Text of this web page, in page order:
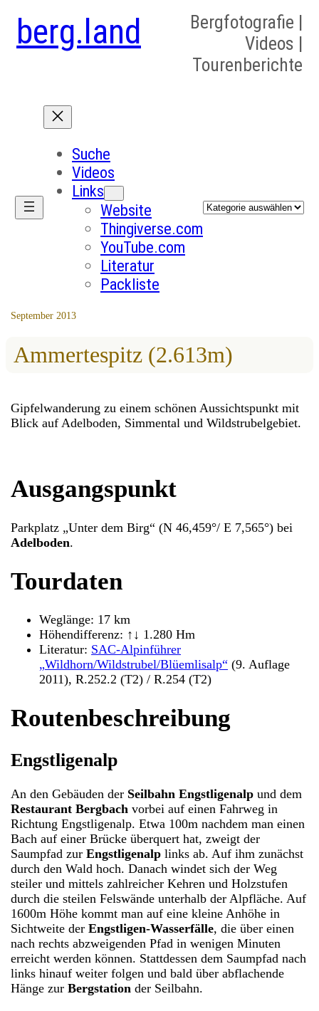
berg.land
Bergfotografie |
Videos |
Tourenberichte
Suche
Videos
Links
Website
Thingiverse.com
YouTube.com
Literatur
Packliste
Kategorien
September 2013
Ammertespitz (2.613m)
Gipfelwanderung zu einem schönen Aussichtspunkt mit
Blick auf Adelboden, Simmental und Wildstrubelgebiet.
Ausgangspunkt
Parkplatz „Unter dem Birg“ (N 46,459°/ E 7,565°) bei
Adelboden.
Tourdaten
Weglänge: 17 km
Höhendifferenz: ↑↓ 1.280 Hm
Literatur: SAC-Alpinführer
„Wildhorn/Wildstrubel/Blüemlisalp“ (9. Auflage
2011), R.252.2 (T2) / R.254 (T2)
Routenbeschreibung
Engstligenalp
An den Gebäuden der Seilbahn Engstligenalp und dem
Restaurant Bergbach vorbei auf einen Fahrweg in
Richtung Engstligenalp. Etwa 100m nachdem man einen
Bach auf einer Brücke überquert hat, zweigt der
Saumpfad zurEngstligenalp links ab. Auf ihm zunächst
durch den Wald hoch. Danach windet sich der Weg
steiler und mittels zahlreicher Kehren und Holzstufen
durch die steilen Felswände unterhalb der Alpfläche. Auf
1600m Höhe kommt man auf eine kleine Anhöhe in
Sichtweite derEngstligen-Wasserfälle, die über einen
nach rechts abzweigenden Pfad in wenigen Minuten
erreicht werden können. Stattdessen dem Saumpfad nach
links hinauf weiter folgen und bald über abflachende
Hänge zurBergstation der Seilbahn.